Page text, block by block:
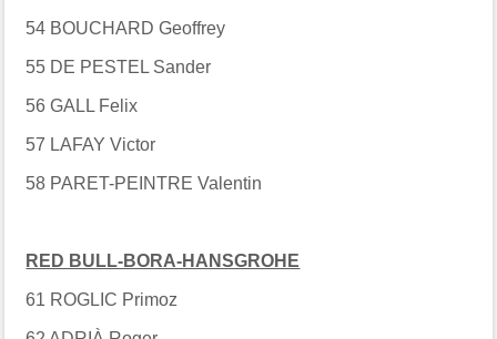
54 BOUCHARD Geoffrey
55 DE PESTEL Sander
56 GALL Felix
57 LAFAY Victor
58 PARET-PEINTRE Valentin
RED BULL-BORA-HANSGROHE
61 ROGLIC Primoz